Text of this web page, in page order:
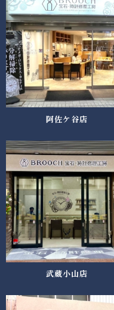
阿佐ケ谷店
武蔵小山店